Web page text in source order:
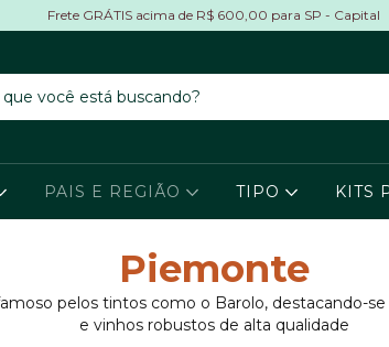
Frete GRÁTIS acima de R$ 600,00 para SP - Capital
PAIS E REGIÃO TIPO KITS
Piemonte
pelos tintos como o Barolo, destacando-
e vinhos robustos de alta qualidade